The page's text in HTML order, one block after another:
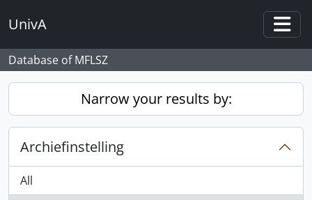
UnivA
Database of MFLSZ
Narrow your results by:
Archiefinstelling
All